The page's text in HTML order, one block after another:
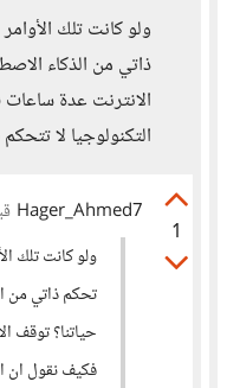
ولو كانت تلك
ذاتي من الذكاء
الانترنت عدة
التكنولوجيا لا
1
Hager_Ahmed7
ولو كانت تلك
تحكم ذاتي من
حياتنا؟ توقف
فكيف نقول ان